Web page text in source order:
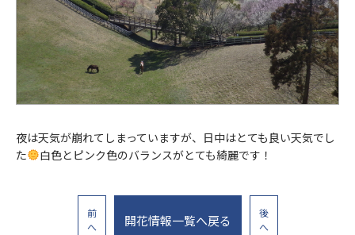
夜は天気が崩れてしまっていますが、日中はとても良い天気でし
た
白色とピンク色のバランスがとても綺麗です！
前
へ
開花情報一覧へ戻る
後
へ